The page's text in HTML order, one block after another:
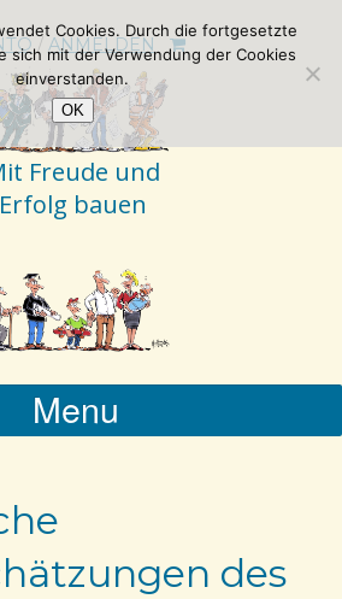
/ ANMELDEN
Freude und
Erfolg bauen
Menu
des
Cookies. Durch die fortgesetzte
sich mit der Verwendung der Cookies
einverstanden.
OK